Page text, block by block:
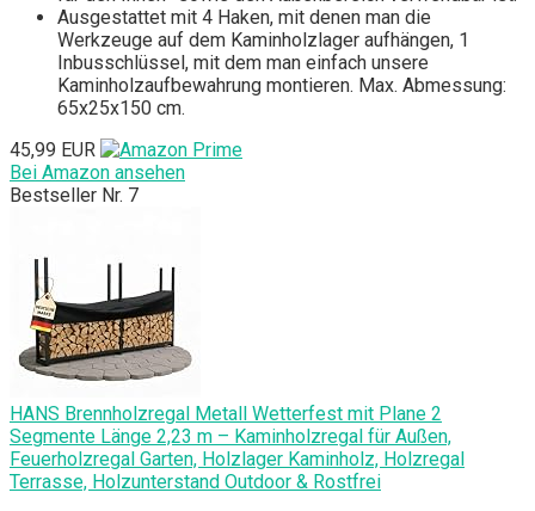
Ausgestattet mit 4 Haken, mit denen man die
Werkzeuge auf dem Kaminholzlager aufhängen, 1
Inbusschlüssel, mit dem man einfach unsere
Kaminholzaufbewahrung montieren. Max. Abmessung:
65x25x150 cm.
45,99 EUR
Bei Amazon ansehen
Bestseller Nr. 7
HANS Brennholzregal Metall Wetterfest mit Plane 2
Segmente Länge 2,23 m – Kaminholzregal für Außen,
Feuerholzregal Garten, Holzlager Kaminholz, Holzregal
Terrasse, Holzunterstand Outdoor & Rostfrei